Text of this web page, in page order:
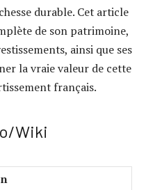
durable. Cet article
de son patrimoine,
ainsi que ses
la vraie valeur de cette
français.
Wiki